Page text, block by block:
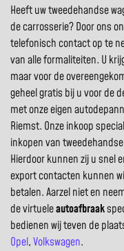
Heeft uw tweedehandse
de carrosserie? Door ons
telefonisch contact op te
van alle formaliteiten. U
maar voor de
geheel gratis bij u voor de
met onze eigen
Riemst. Onze inkoop
inkopen van
Hierdoor kunnen zij u snel
export contacten kunnen
betalen. Aarzel niet en
de virtueleautoafbraak
bedienen wij teven de
Opel,Volkswagen.